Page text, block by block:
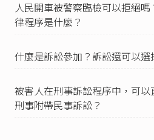
報告該管檢察官及前條之
刑事訴訟法第231條
管檢察官及司法警察官。」
傷者，處三年以下有期徒
下罰金。」
人民開車被警察臨檢可以拒絕
律程序是什麼？
什麼是訴訟參加？訴訟還可以選
被害人在刑事訴訟程序中，可
刑事附帶民事訴訟？